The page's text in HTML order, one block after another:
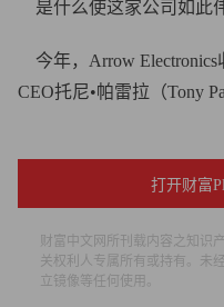
是什么使这家公司如此
今年，Arrow
CEO托尼•帕雷拉（Tony
奖励措施将保持不变，如
2009年营业收入（百万美
网址：
打开财富
财富中文网所刊载内容之知识
关权利人专属所有或持有。未
立镜像等任何使用。